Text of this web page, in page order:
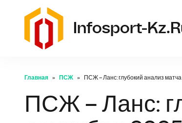
Infosport-
Главная ПСЖ ПСЖ – Ланс: глубокий анализ
ПСЖ – Ланс: